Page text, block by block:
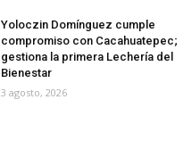
Yoloczin Domínguez cumple
compromiso con Cacahuatepec;
gestiona la primera Lechería del
Bienestar
3 agosto, 2026